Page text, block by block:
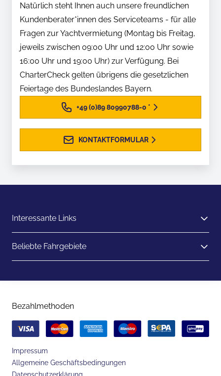
Natürlich steht Ihnen auch unsere freundlichen
Kundenberater*innen des Serviceteams - für alle
Fragen zur Yachtvermietung (Montag bis Freitag,
jeweils zwischen 09:00 Uhr und 12:00 Uhr sowie
16:00 Uhr und 19:00 Uhr) zur Verfügung. Bei
CharterCheck gelten übrigens die gesetzlichen
Feiertage des Bundeslandes Bayern.
+49 (0)89 80990788-0 *
KONTAKTFORMULAR
Interessante Links
Beliebte Fahrgebiete
Bezahlmethoden
Impressum
Allgemeine Geschäftsbedingungen
Datenschutzerklärung